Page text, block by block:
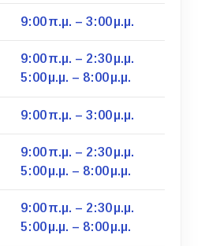
9:00 π.μ. – 3:00 μ.μ.
9:00 π.μ. – 2:30 μ.μ.
5:00 μ.μ. – 8:00 μ.μ.
9:00 π.μ. – 3:00 μ.μ.
9:00 π.μ. – 2:30 μ.μ.
5:00 μ.μ. – 8:00 μ.μ.
9:00 π.μ. – 2:30 μ.μ.
5:00 μ.μ. – 8:00 μ.μ.